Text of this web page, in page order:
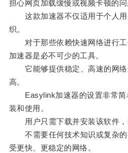
担心网页加载缓慢或视频卡顿的问
这款加速器不仅适用于个人用
织。
对于那些依赖快速网络进行工
加速器是必不可少的工具。
它能够提供稳定、高速的网络
高。
Easylink加速器的设置非常简
装和使用。
用户只需下载并安装该软件，
不需要任何技术知识或复杂的
受更快、更稳定的网络。